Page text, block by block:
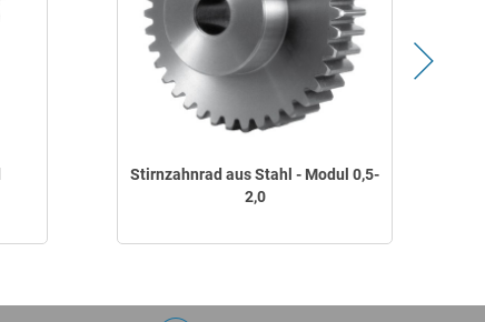
Stirnzahnrad aus Stahl - Modul 0,5-
2,0